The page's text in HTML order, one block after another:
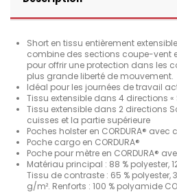
Short en tissu entièrement
combine des sections coupe-vent
pour offrir une protection dans les
plus grande liberté de mouvement.
Idéal pour les journées de travail
Tissu extensible dans 4 directions
Tissu extensible dans 2 directions
cuisses et la partie supérieure
Poches holster en CORDURA®
Poche cargo en CORDURA®
Poche pour mètre en CORDURA®
Matériau principal : 88 % polyester,
Tissu de contraste : 65 % polyester,
g/m². Renforts : 100 % polyamide